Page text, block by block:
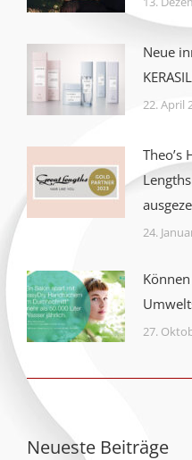
Neue
22. April
Theo’s
24.
27.
Neueste Beiträge